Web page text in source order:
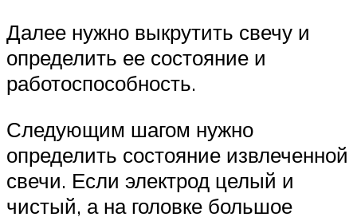
Далее нужно выкрутить свечу и
определить ее состояние и
работоспособность.
Следующим шагом нужно
определить состояние извлеченной
свечи. Если электрод целый и
чистый, а на головке большое